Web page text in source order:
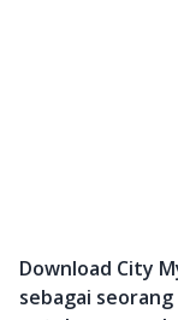
Download City
sebagai